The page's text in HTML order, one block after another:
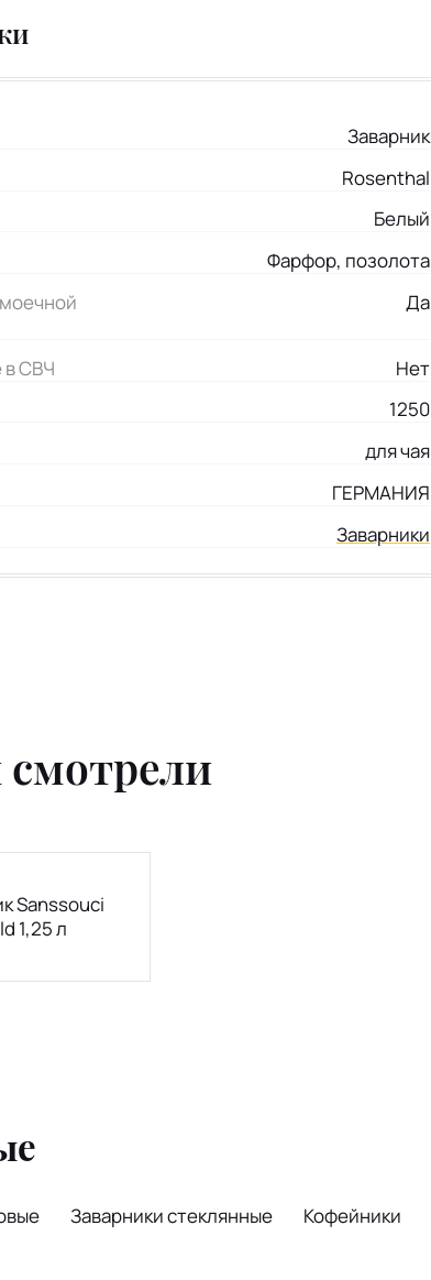
Заварник
Rosenthal
Белый
Фарфор, позолота
Да
в СВЧ
Нет
1250
для чая
ГЕРМАНИЯ
Заварники
Sanssouci
1,25 л
Заварники стеклянные Кофейники